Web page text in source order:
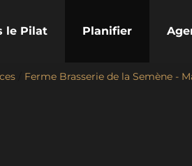
le Pilat Planifier
Ferme Brasserie de la Semène -